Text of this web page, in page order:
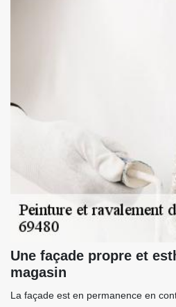
Une façade propre et
magasin
La façade est en permanence en